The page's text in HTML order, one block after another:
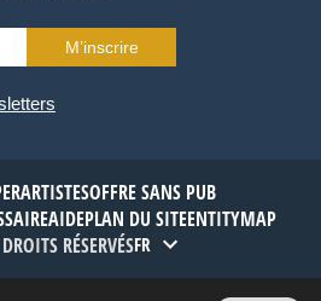
M’inscrire
ARTISTESOFFRE SANS PUB
AIDEPLAN DU SITEENTITYMAP
RÉSERVÉSFR